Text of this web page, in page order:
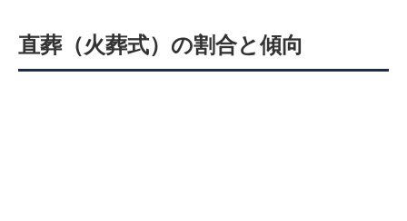
直葬（火葬式）の割合と傾向